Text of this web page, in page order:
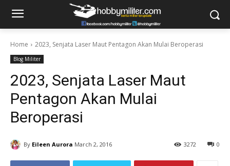
Home 2023, Senjata Laser Maut Pentagon Akan Mulai Beroperasi
Blog Militer
2023, Senjata Laser Maut
Pentagon Akan Mulai
Beroperasi
By Eileen Aurora March 2, 2016 0
3272